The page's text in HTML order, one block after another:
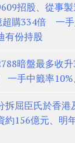
招股、從事
超購334倍 一
有份持股
暗盤最多收
手中籤率10%
拆屈臣氏於香港
156億元、明